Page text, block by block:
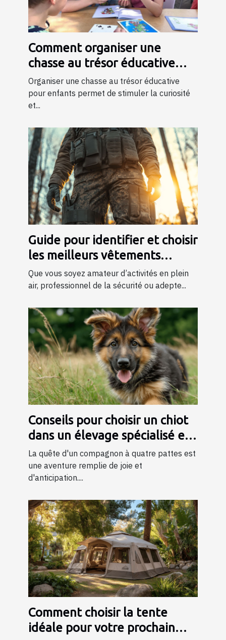
Comment organiser une
chasse au trésor éducative
pour enfants
Organiser une chasse au trésor éducative
pour enfants permet de stimuler la curiosité
et...
Guide pour identifier et choisir
les meilleurs vêtements
tactiques
Que vous soyez amateur d’activités en plein
air, professionnel de la sécurité ou adepte...
Conseils pour choisir un chiot
dans un élevage spécialisé en
bergers
La quête d'un compagnon à quatre pattes est
une aventure remplie de joie et
d'anticipation....
Comment choisir la tente
idéale pour votre prochain